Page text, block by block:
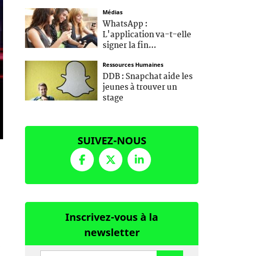
Médias
WhatsApp :
L'application va-t-elle
signer la fin...
Ressources Humaines
DDB : Snapchat aide les
jeunes à trouver un
stage
SUIVEZ-NOUS
Inscrivez-vous à la
newsletter